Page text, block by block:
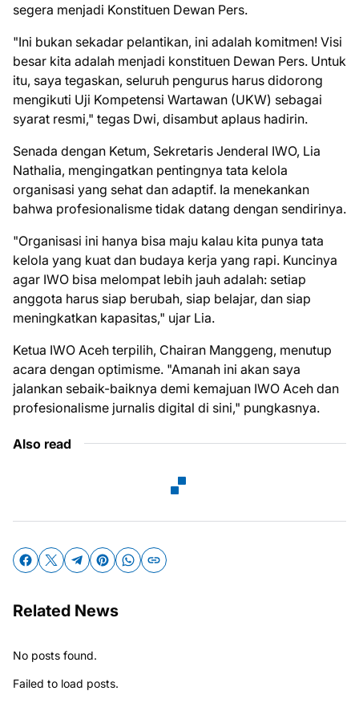
segera menjadi Konstituen Dewan Pers.
"Ini bukan sekadar pelantikan, ini adalah komitmen! Visi
besar kita adalah menjadi konstituen Dewan Pers. Untuk
itu, saya tegaskan, seluruh pengurus harus didorong
mengikuti Uji Kompetensi Wartawan (UKW) sebagai
syarat resmi," tegas Dwi, disambut aplaus hadirin.
Senada dengan Ketum, Sekretaris Jenderal IWO, Lia
Nathalia, mengingatkan pentingnya tata kelola
organisasi yang sehat dan adaptif. Ia menekankan
bahwa profesionalisme tidak datang dengan sendirinya.
"Organisasi ini hanya bisa maju kalau kita punya tata
kelola yang kuat dan budaya kerja yang rapi. Kuncinya
agar IWO bisa melompat lebih jauh adalah: setiap
anggota harus siap berubah, siap belajar, dan siap
meningkatkan kapasitas," ujar Lia.
Ketua IWO Aceh terpilih, Chairan Manggeng, menutup
acara dengan optimisme. "Amanah ini akan saya
jalankan sebaik-baiknya demi kemajuan IWO Aceh dan
profesionalisme jurnalis digital di sini," pungkasnya.
Also read
Related News
No posts found.
Failed to load posts.